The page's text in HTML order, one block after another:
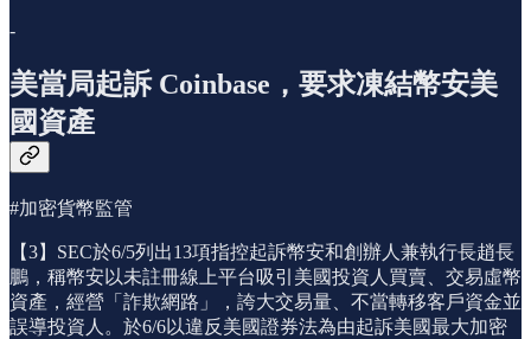
-
美當局起訴 Coinbase，要求凍結幣安美
國資產
#加密貨幣監管
【3】SEC於6/5列出13項指控起訴幣安和創辦人兼執行長趙長
鵬，稱幣安以未註冊線上平台吸引美國投資人買賣、交易虛幣
資產，經營「詐欺網路」，誇大交易量、不當轉移客戶資金並
誤導投資人。於6/6以違反美國證券法為由起訴美國最大加密